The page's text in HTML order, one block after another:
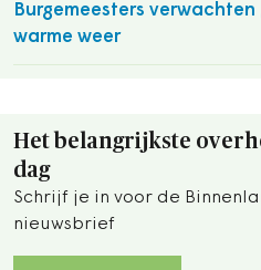
Burgemeesters
warme weer
Het belangrijkste
dag
Schrijf je in voor de
nieuwsbrief